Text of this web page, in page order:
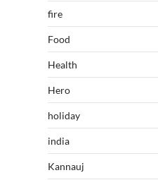
fire
Food
Health
Hero
holiday
india
Kannauj